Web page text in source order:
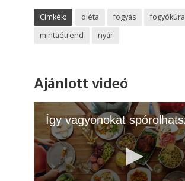
Címkék: diéta fogyás
fogyókúra
mintaétrend
nyár
Ajánlott videó